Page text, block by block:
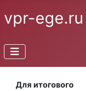
vpr-ege.ru
Для итогового